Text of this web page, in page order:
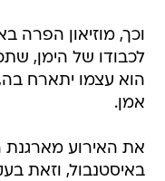
וכך, מוזיאון הפרה
לכבודו של הימן,
הוא עצמו יתארח
אמן.
את האירוע מארגנת
באיסטנבול, וזאת